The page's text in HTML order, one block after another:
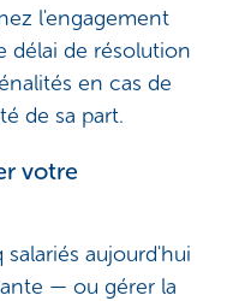
l'engagement
délai de résolution
en cas de
de sa part.
votre
aujourd'hui
— ou gérer la